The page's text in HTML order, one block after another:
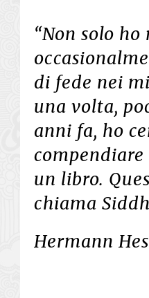
“Non solo
di fede nei
una volta,
anni fa, ho
un libro.
chiama
Hermann